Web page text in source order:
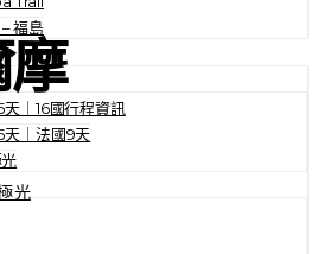
福島
｜16國行程資訊
天｜法國9天
光